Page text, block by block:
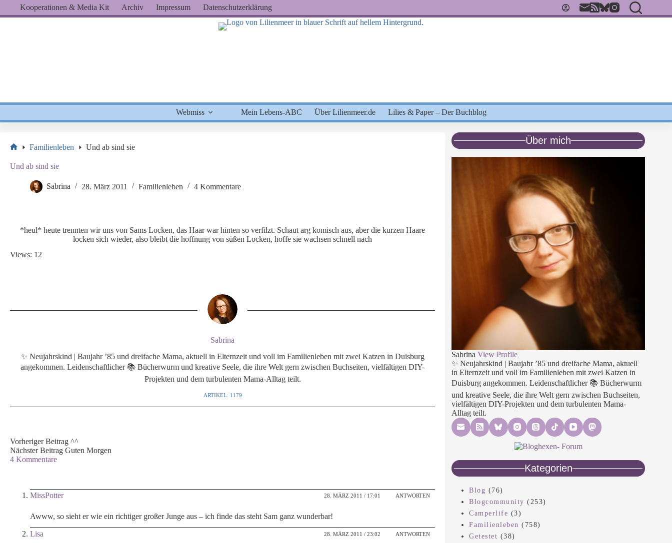
Kooperationen & Media Kit Archiv Impressum Datenschutzerklärung
Webmiss Mein Lebens-ABC Über Lilienmeer.de Lilies & Paper – Der Buchblog
Familienleben Und ab sind sie
Und ab sind sie
Sabrina 28. März 2011 Familienleben 4 Kommentare
*heul* heute trennten wir uns von Sams Locken, das Haar war hinten so verfilzt. Schaut arg komisch aus, aber die kurzen Haare
locken sich wieder, also bleibt die hoffnung von süßen Locken, hoffe sie wachsen schnell nach
Views: 12
Sabrina
✨ Neujahrskind | Baujahr ’85 und dreifache Mama, aktuell in Elternzeit und voll im Familienleben mit zwei Katzen in Duisburg
angekommen. Leidenschaftlicher 📚 Bücherwurm und kreative Seele, die ihre Welt gern zwischen Buchseiten, vielfältigen DIY-
Projekten und dem turbulenten Mama-Alltag teilt.
ARTIKEL: 1179
VorherigerBeitrag ^^
NächsterBeitrag Guten Morgen
4 Kommentare
MissPotter 28. MÄRZ 2011 / 17:01 ANTWORTEN
Awww, so sieht er wie ein richtiger großer Junge aus – ich finde das steht Sam ganz wunderbar!
Lisa 28. MÄRZ 2011 / 23:02 ANTWORTEN
Über mich
Sabrina View Profile
✨ Neujahrskind | Baujahr ’85 und dreifache Mama, aktuell
in Elternzeit und voll im Familienleben mit zwei Katzen in
Duisburg angekommen. Leidenschaftlicher 📚 Bücherwurm
und kreative Seele, die ihre Welt gern zwischen Buchseiten,
vielfältigen DIY-Projekten und dem turbulenten Mama-
Alltag teilt.
Kategorien
Blog (76)
Blogcommunity (253)
Camperlife (3)
Familienleben (758)
Getestet (38)